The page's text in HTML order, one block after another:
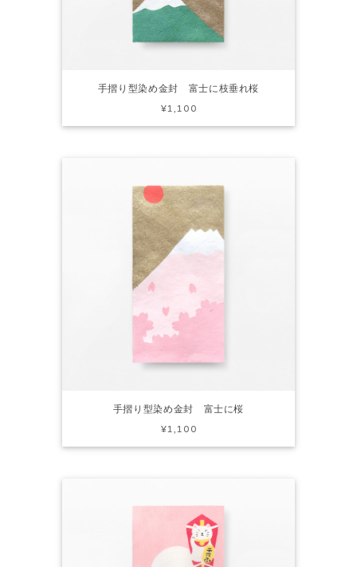
手摺り型染め金封 富士に枝垂れ桜
¥1,100
手摺り型染め金封 富士に桜
¥1,100